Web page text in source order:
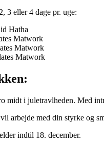
3 eller 4 dage pr. uge:
Hatha
Matwork
Matwork
Matwork
midt i juletravlheden. Med
arbejde med din styrke og
indtil 18. december.